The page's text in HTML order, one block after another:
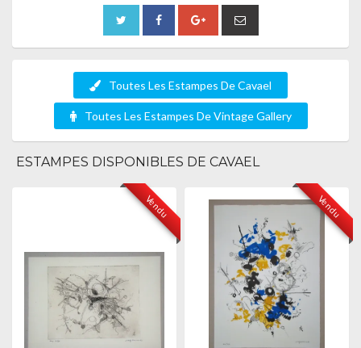
Toutes Les Estampes De Cavael
Toutes Les Estampes De Vintage Gallery
ESTAMPES DISPONIBLES DE CAVAEL
Vendu Vendu